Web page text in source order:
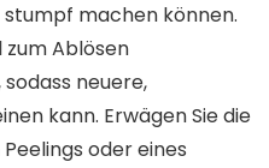
machen können.
zum Ablösen
neuere,
kann. Erwägen Sie die
oder eines